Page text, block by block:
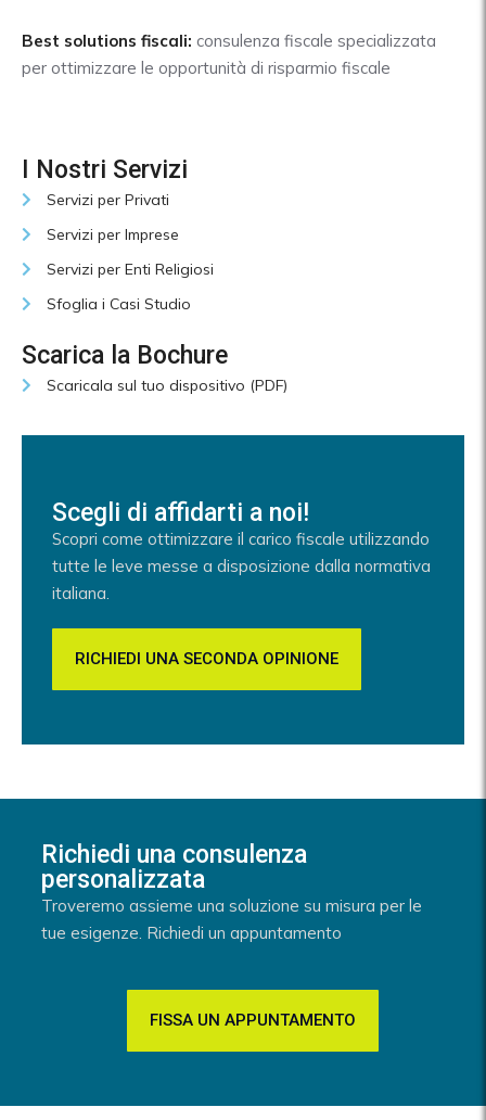
Best solutions fiscali: consulenza fiscale specializzata
per ottimizzare le opportunità di risparmio fiscale
I Nostri Servizi
Servizi per Privati
Servizi per Imprese
Servizi per Enti Religiosi
Sfoglia i Casi Studio
Scarica la Bochure
Scaricala sul tuo dispositivo (PDF)
Scegli di affidarti a noi!
Scopri come ottimizzare il carico fiscale utilizzando
tutte le leve messe a disposizione dalla normativa
italiana.
RICHIEDI UNA SECONDA OPINIONE
Richiedi una consulenza
personalizzata
Troveremo assieme una soluzione su misura per le
tue esigenze. Richiedi un appuntamento
FISSA UN APPUNTAMENTO